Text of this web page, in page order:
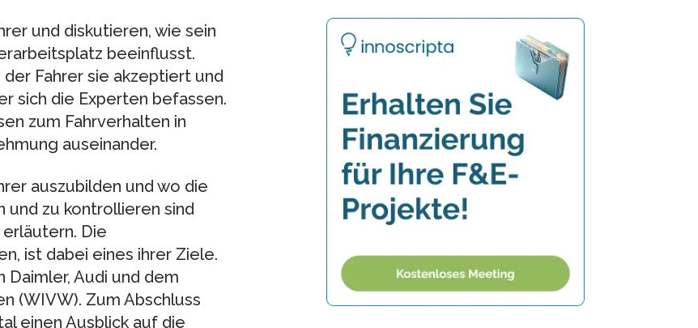
und diskutieren, wie sein
beeinflusst.
Fahrer sie akzeptiert und
sich die Experten befassen.
zum Fahrverhalten in
auseinander.
auszubilden und wo die
und zu kontrollieren sind
Die
ist dabei eines ihrer Ziele.
Audi und dem
(WIVW). Zum Abschluss
einen Ausblick auf die